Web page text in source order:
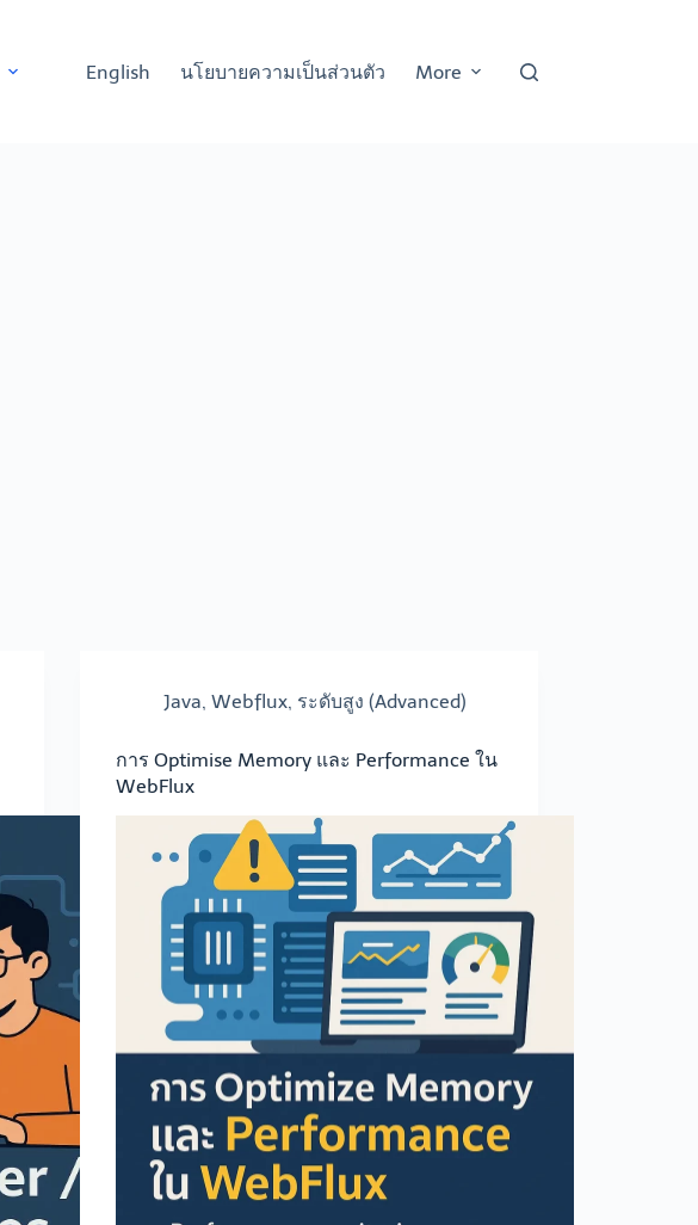
English นโยบายความเป็นส่วนตัว More
Java,Webflux, ระดับสูง (Advanced)
การ Optimise Memory และ Performance ใน
WebFlux